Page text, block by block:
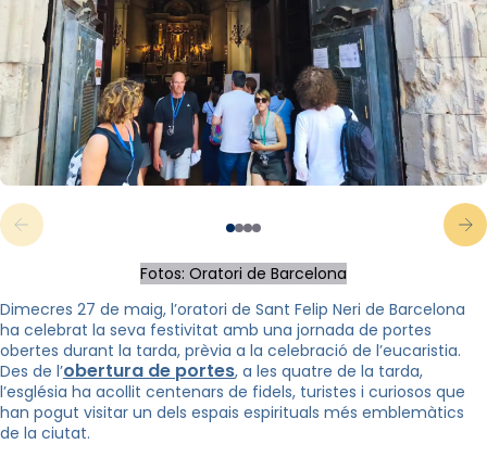
Fotos: Oratori de Barcelona
Dimecres 27 de maig, l’oratori de Sant Felip Neri de Barcelona
ha celebrat la seva festivitat amb una jornada de portes
obertes durant la tarda, prèvia a la celebració de l’eucaristia.
Des de l’obertura de portes, a les quatre de la tarda,
l’església ha acollit centenars de fidels, turistes i curiosos que
han pogut visitar un dels espais espirituals més emblemàtics
de la ciutat.